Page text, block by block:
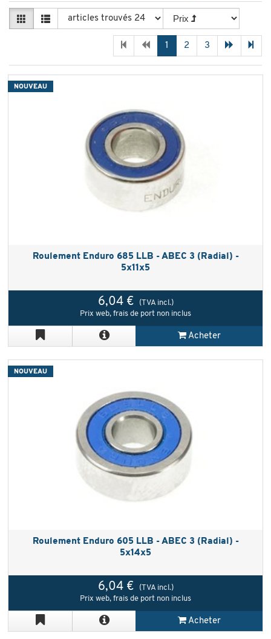
1 2 3
Roulement Enduro 685 LLB - ABEC 3 (Radial) -
5x11x5
6,04 €
(TVA incl.)
Prix web, frais de port non inclus
Acheter
NOUVEAU
Roulement Enduro 605 LLB - ABEC 3 (Radial) -
5x14x5
6,04 €
(TVA incl.)
Prix web, frais de port non inclus
Acheter
NOUVEAU